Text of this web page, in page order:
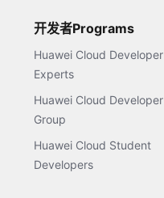
开发者Programs
Huawei Cloud Developer
Experts
Huawei Cloud Developer
Group
Huawei Cloud Student
Developers